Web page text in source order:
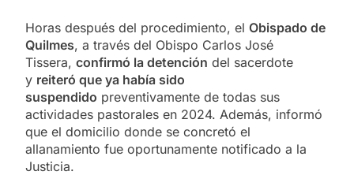
Horas después del procedimiento, el Obispado de
Quilmes, a través del Obispo Carlos José
Tissera, confirmó la detención del sacerdote
y reiteró que ya había sido
suspendido preventivamente de todas sus
actividades pastorales en 2024. Además, informó
que el domicilio donde se concretó el
allanamiento fue oportunamente notificado a la
Justicia.